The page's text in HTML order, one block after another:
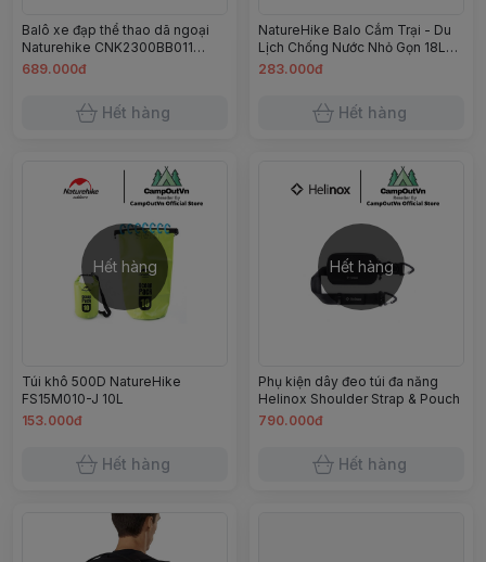
Balô xe đạp thể thao dã ngoại
Naturehike CNK2300BB011
(Kèm túi nước) Campoutvn
689.000đ
Hết hàng
NatureHike Balo Cắm Trại - Du
Lịch Chống Nước Nhỏ Gọn 18L
Campoutvn
283.000đ
Hết hàng
Hết hàng
Túi khô 500D NatureHike
FS15M010-J 10L
153.000đ
Hết hàng
Hết hàng
Phụ kiện dây đeo túi đa năng
Helinox Shoulder Strap & Pouch
790.000đ
Hết hàng